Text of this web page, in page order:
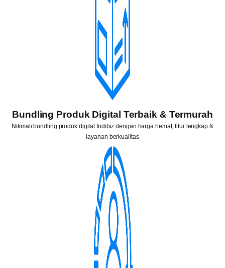
Bundling Produk Digital Terbaik & Termurah
Nikmati bundling produk digital Indibiz dengan harga hemat, fitur lengkap &
layanan berkualitas